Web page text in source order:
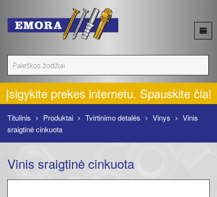
Apie mus
Akcijos
Naujienos
Produktai
Kontaktai
Įsigykite prekes internetu. Spauskite čia!
Titulinis Produktai Tvirtinimo detalės Vinys
Vinis
sraigtinė cinkuota
Vinis sraigtinė cinkuota